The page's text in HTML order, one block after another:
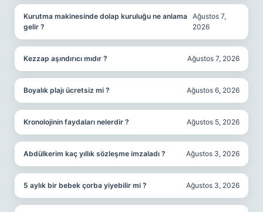
Kurutma makinesinde dolap kuruluğu ne anlama
gelir ?
Ağustos 7,
2026
Kezzap aşındırıcı mıdır ? Ağustos 7, 2026
Boyalık plajı ücretsiz mi ? Ağustos 6, 2026
Kronolojinin faydaları nelerdir ? Ağustos 5, 2026
Abdülkerim kaç yıllık sözleşme imzaladı ? Ağustos 3, 2026
5 aylık bir bebek çorba yiyebilir mi ? Ağustos 3, 2026